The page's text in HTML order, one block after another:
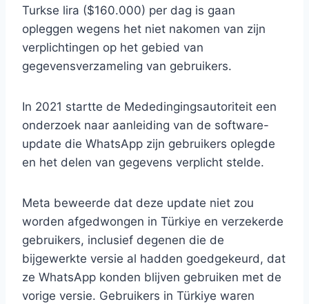
Turkse lira ($160.000) per dag is gaan
opleggen wegens het niet nakomen van zijn
verplichtingen op het gebied van
gegevensverzameling van gebruikers.
In 2021 startte de Mededingingsautoriteit een
onderzoek naar aanleiding van de software-
update die WhatsApp zijn gebruikers oplegde
en het delen van gegevens verplicht stelde.
Meta beweerde dat deze update niet zou
worden afgedwongen in Türkiye en verzekerde
gebruikers, inclusief degenen die de
bijgewerkte versie al hadden goedgekeurd, dat
ze WhatsApp konden blijven gebruiken met de
vorige versie. Gebruikers in Türkiye waren